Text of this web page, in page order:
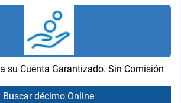
su Cuenta Garantizado. Sin Comisión
Buscar décimo Online